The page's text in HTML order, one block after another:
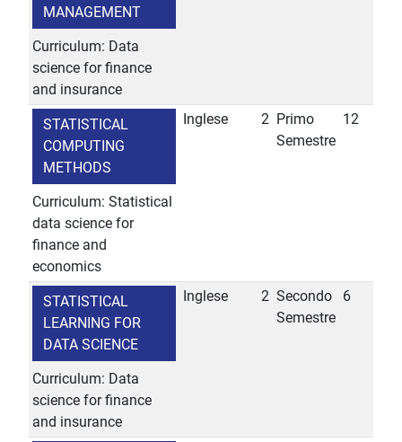
MANAGEMENT
Curriculum: Data
science for finance
and insurance
STATISTICAL
COMPUTING
METHODS
Curriculum: Statistical
data science for
finance and
economics
Inglese 2 Primo
Semestre
12
STATISTICAL
LEARNING FOR
DATA SCIENCE
Curriculum: Data
science for finance
and insurance
Inglese 2 Secondo
Semestre
6